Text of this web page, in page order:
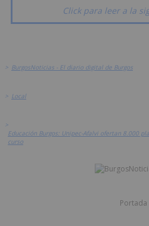
Click para leer a la
> BurgosNoticias - El diario digital de Burgos
> Local
>
Educación Burgos: Unipec-Afalvi ofertan 8.000
curso
Portada